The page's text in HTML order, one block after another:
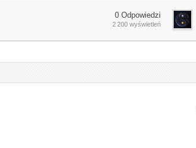
0 Odpowiedzi
2 200 wyświetleń